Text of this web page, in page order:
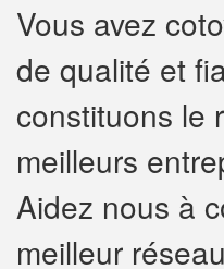
Vous avez
de qualité et
constituons le
meilleurs
Aidez nous à
meilleur